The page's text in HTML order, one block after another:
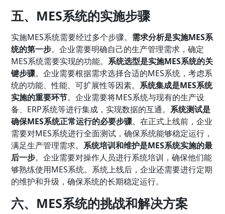
五、MES系统的实施步骤
实施MES系统需要经过多个步骤。 需求分析是实施MES系
统的第一步。企业需要明确自己的生产管理需求，确定
MES系统需要实现的功能。系统选型是实施MES系统的关
键步骤。企业需要根据需求选择合适的MES系统，考虑系
统的功能、性能、可扩展性等因素。系统集成是MES系统
实施的重要环节。企业需要将MES系统与现有的生产设
备、ERP系统等进行集成，实现数据的互通。系统测试是
确保MES系统正常运行的必要步骤。在正式上线前，企业
需要对MES系统进行全面测试，确保系统能够稳定运行，
满足生产管理需求。系统培训和维护是MES系统实施的最
后一步。企业需要对操作人员进行系统培训，确保他们能
够熟练使用MES系统。系统上线后，企业还需要进行定期
的维护和升级，确保系统的长期稳定运行。
六、MES系统的挑战和解决方案